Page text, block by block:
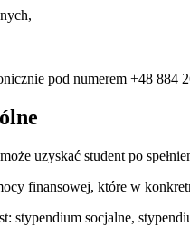
pod numerem +48 884
uzyskać student po
finansowej, które w
stypendium socjalne,